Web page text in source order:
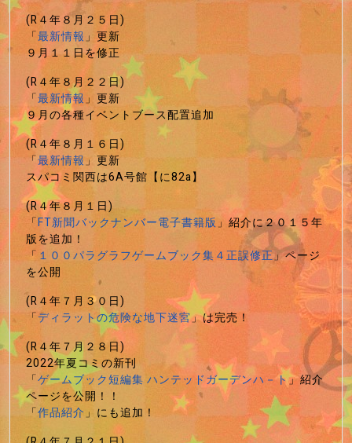
(R４年８月２５日)
「最新情報」更新
９月１１日を修正
(R４年８月２２日)
「最新情報」更新
９月の各種イベントブース配置追加
(R４年８月１６日)
「最新情報」更新
スパコミ関西は6A号館【に82a】
(R４年８月１日)
「FT新聞バックナンバー電子書籍版」紹介に２０１５年
版を追加！
「 １００パラグラフゲームブック集４正誤修正」ページ
を公開
(R４年７月３０日)
「ディラットの危険な地下迷宮」は完売！
(R４年７月２８日)
2022年夏コミの新刊
「ゲームブック短編集 ハンテッドガーデンハ－ト」紹介
ページを公開！！
「作品紹介」にも追加！